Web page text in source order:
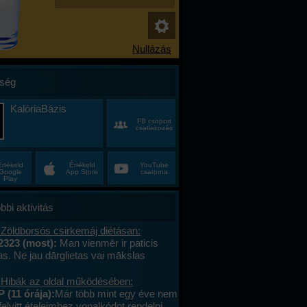
KalóriaBázis
FB csoport
csatlakozás
Play
Értékeld
App Store
YouTube
csatorna
aktivitás
csirkemáj diétásan:
(most): Man vienmēr ir paticis
Ne jau dārglietas vai mākslas
vērtības – stikla pērlītes no vecām
atradu lietotāju tirgū, koku lapas,
starp grāmatu lapām, un dažādas
az oldal működésében:
(11 órája):Már több mint egy éve nem